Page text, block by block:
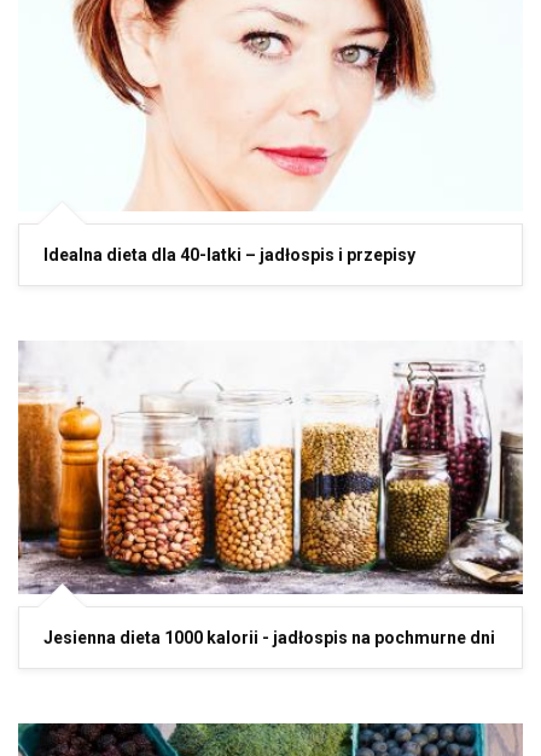
Idealna dieta dla 40-latki – jadłospis i przepisy
Jesienna dieta 1000 kalorii - jadłospis na pochmurne dni